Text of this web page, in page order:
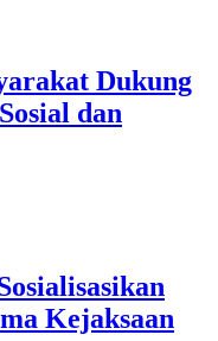
Dukung
dan
Kejaksaan